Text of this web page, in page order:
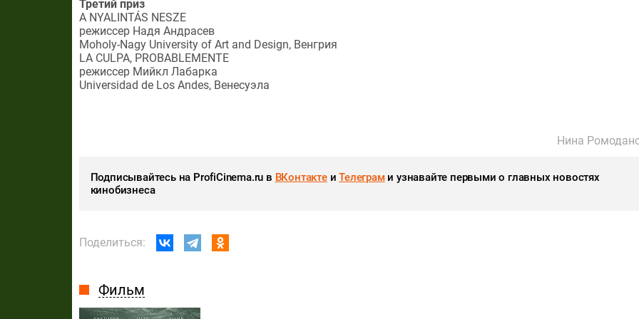
Третий приз
A NYALINTÁS NESZE
режиссер Надя Андрасев
Moholy-Nagy University of Art and Design, Венгрия
LA CULPA, PROBABLEMENTE
режиссер Мийкл Лабарка
Universidad de Los Andes, Венесуэла
Нина
Подписывайтесь на ProfiCinema.ru в ВКонтактеиТелеграми узнавайте первыми о главных новостях
кинобизнеса
Поделиться:
Фильм